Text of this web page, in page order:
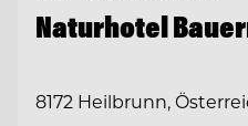
Naturhotel
8172 Heilbrunn,